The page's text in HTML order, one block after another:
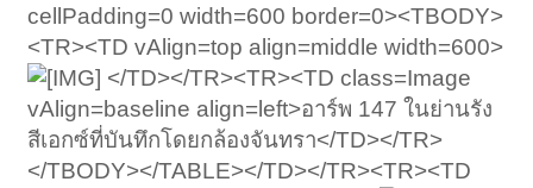
cellPadding=0 width=600 border=0><TBODY>
<TR><TD vAlign=top align=middle width=600>
</TD></TR><TR><TD class=Image
vAlign=baseline align=left>อาร์พ 147 ในย่านรัง
สีเอกซ์ที่บันทึกโดยกล้องจันทรา</TD></TR>
</TBODY></TABLE></TD></TR><TR><TD